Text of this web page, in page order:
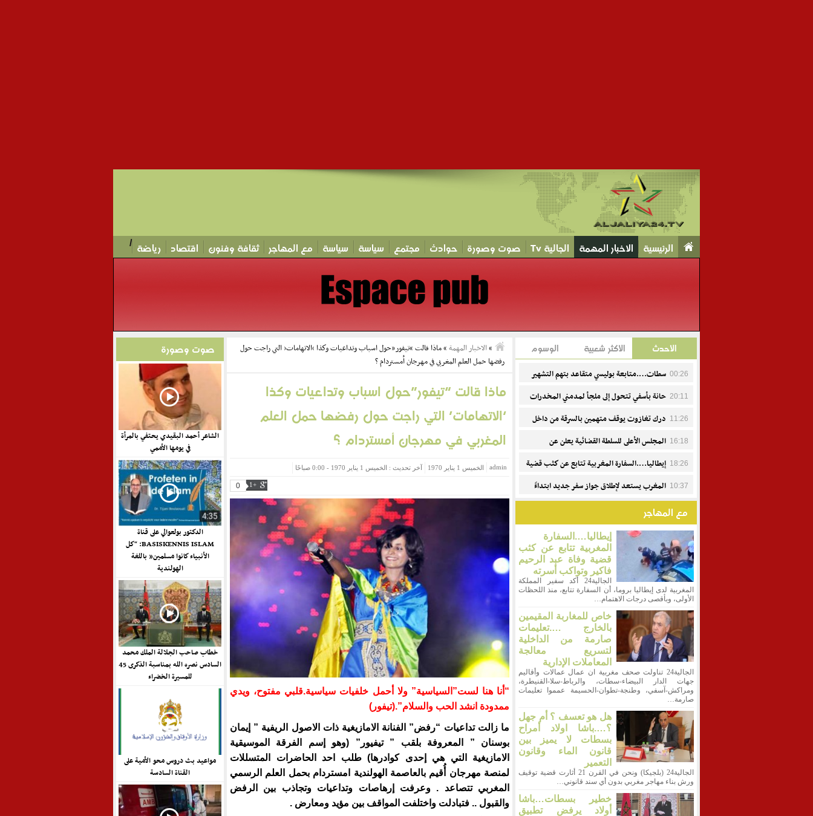
الرئيسية الاخبار المهمة الجالية Tv صوت وصورة حوادث مجتمع سياسة سياسة مع المهاجر ثقافة وفنون اقتصاد رياضة /
الأحدث الأكثر شعبية الوسوم
00:26 سطات….متابعة بوليسي متقاعد بتهم التشهير
20:11 حانة بأسفي تتحول إلى ملجأ لمدمني المخدرات
11:26 درك تغازوت يوقف متهمين بالسرقة من داخل
16:18 المجلس الأعلى للسلطة القضائية يعلن عن
18:26 إيطاليا….السفارة المغربية تتابع عن كثب قضية
10:37 المغرب يستعد لإطلاق جواز سفر جديد ابتداءً
من 15 يوليوز.. تصميم حديث ومعايير أمنية متطورة
مع المهاجر
إيطاليا….السفارة
المغربية تتابع عن كثب
قضية وفاة عبد الرحيم
فاكير وتواكب أسرته
الجالية24 أكد سفير المملكة
المغربية لدى إيطاليا بروما، أن السفارة تتابع، منذ اللحظات
الأولى، وبأقصى درجات الاهتمام…
خاص للمغاربة المقيمين
بالخارج ….تعليمات
صارمة من الداخلية
لتسريع معالجة
المعاملات الإدارية
الجالية24 تناولت صحف مغربية ان عمال عمالات وأقاليم
جهات الدار البيضاء-سطات، والرباط-سلا-القنيطرة،
ومراكش-آسفي، وطنجة-تطوان-الحسيمة عمموا تعليمات
صارمة…
هل هو تعسف ؟ أم جهل
؟….باشا اولاد أمراح
بسطات لا يميز بين
قانون الماء وقانون
التعمير
الجالية24 (بلجيكا) ونحن في القرن 21 أثارت قضية توقيف
ورش بناء مهاجر مغربي بدون أي سند قانوني…
خطير بسطات…باشا
أولاد يرفض تطبيق
»الاخبار المهمة»ماذا قالت “تيفور”حول اسباب وتداعيات وكذا ‘الاتهامات’ التي راجت حول
رفضها حمل العلم المغربي في مهرجان أمستردام ؟
ماذا قالت “تيفور”حول اسباب وتداعيات وكذا
‘الاتهامات’ التي راجت حول رفضها حمل العلم
المغربي في مهرجان أمستردام ؟
admin الخميس 1 يناير 1970 آخر تحديث : الخميس 1 يناير 1970 - 0:00 صباحًا
0 +1
“أنا هنا لست”السياسية” ولا أحمل خلفيات سياسية.قلبي مفتوح، ويدي
ممدودة انشد الحب والسلام”.(تيفور)
ما زالت تداعيات “رفض” الفنانة الامازيغية ذات الاصول الريفية ” إيمان
بوسنان ” المعروفة بلقب ” تيفيور” (وهو إسم الفرقة الموسيقية
الامازيغية التي هي إحدى كوادرها) طلب احد الحاضرات المتسللات
لمنصة مهرجان أُقيم بالعاصمة الهولندية امستردام بحمل العلم الرسمي
المغربي تتصاعد . وعرفت إرهاصات وتداعيات وتجاذب بين الرفض
والقبول .. فتبادلت واختلفت المواقف بين مؤيد ومعارض .
صوت وصورة
الشاعر أحمد البقيدي يحتفي بالمرأة
في يومها الأممي
الدكتور بولعوالي على قناة
BASISKENNIS ISLAM: “كل
الأنبياء كانوا مسلمين” باللغة
الهولندية
خطاب صاحب الجلالة الملك محمد
السادس نصره الله بمناسبة الذكرى 45
للمسيرة الخضراء
مواعيد بث دروس محو الأمية على
القناة السادسة